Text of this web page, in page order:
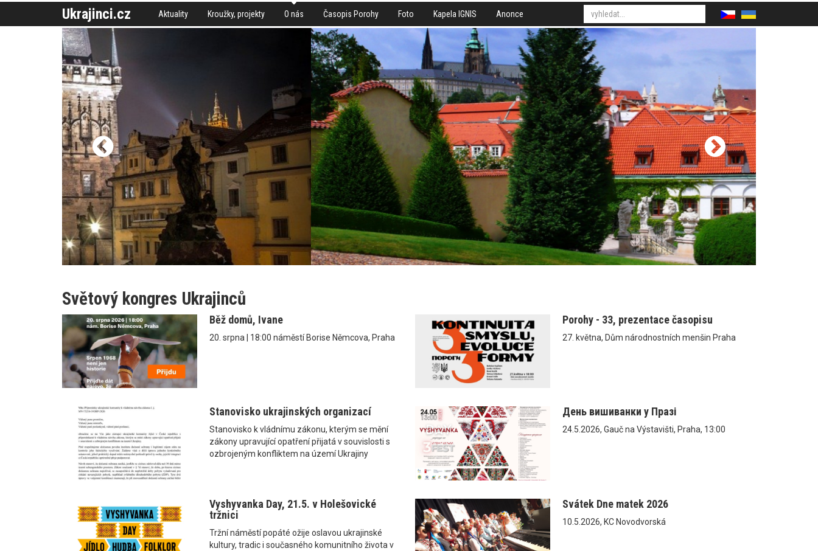
Ukrajinci.cz Aktuality Kroužky, projekty O nás Časopis Porohy Foto Kapela IGNIS Anonce
Světový kongres Ukrajinců
Běž domů, Ivane
20. srpna | 18:00 náměstí Borise Němcova, Praha
Porohy - 33, prezentace časopisu
27. května, Dům národnostních menšin Praha
Stanovisko ukrajinských organizací
Stanovisko k vládnímu zákonu, kterým se mění
zákony upravující opatření přijatá v souvislosti s
ozbrojeným konfliktem na území Ukrajiny
День вишиванки у Празі
24.5.2026, Gauč na Výstavišti, Praha, 13:00
Vyshyvanka Day, 21.5. v Holešovické
tržnici
Tržní náměstí popáté ožije oslavou ukrajinské
kultury, tradic i současného komunitního života v
Svátek Dne matek 2026
10.5.2026, KC Novodvorská